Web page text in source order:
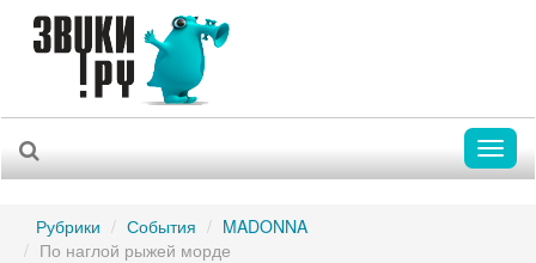
Рубрики События
MADONNA
По наглой рыжей морде